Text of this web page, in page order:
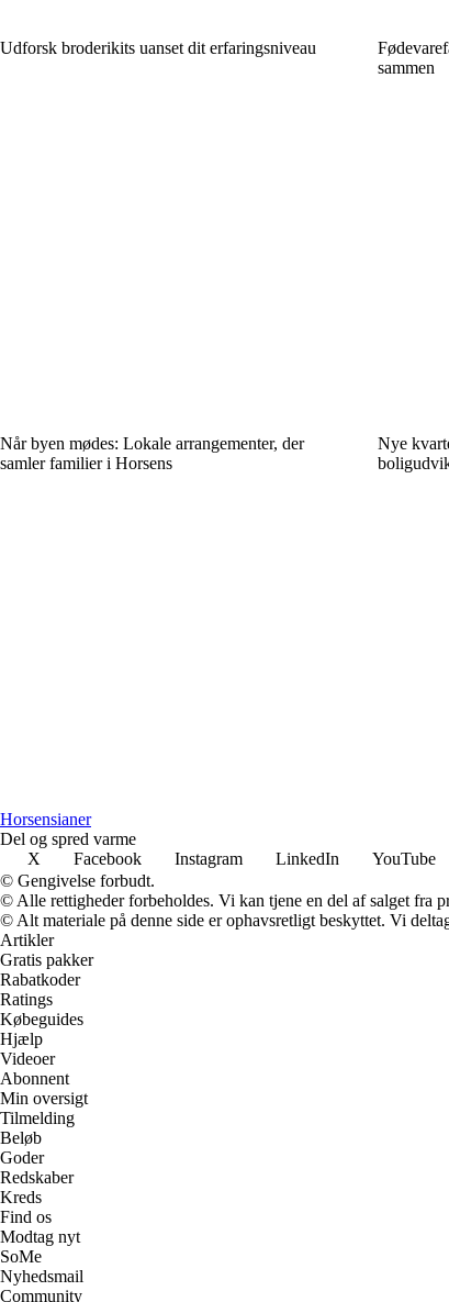
Udforsk broderikits uanset dit erfaringsniveau
sammen
Når byen mødes: Lokale arrangementer, der
samler familier i Horsens
Nye
Horsensianer
Del og spred varme
X
Facebook Instagram LinkedIn YouTube
© Gengivelse forbudt.
© Alle rettigheder forbeholdes. Vi kan tjene en del af salget fra
© Alt materiale på denne side er ophavsretligt beskyttet. Vi
Artikler
Gratis pakker
Rabatkoder
Ratings
Købeguides
Hjælp
Videoer
Abonnent
Min oversigt
Tilmelding
Beløb
Goder
Redskaber
Kreds
Find os
Modtag nyt
SoMe
Nyhedsmail
Community